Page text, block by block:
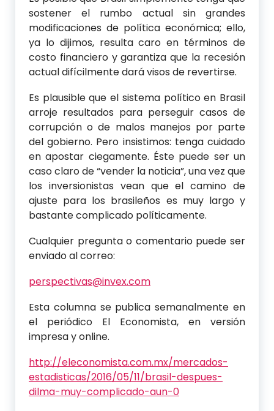
sostener el rumbo actual sin grandes
modificaciones de política económica; ello,
ya lo dijimos, resulta caro en términos de
costo financiero y garantiza que la recesión
actual difícilmente dará visos de revertirse.
Es plausible que el sistema político en Brasil
arroje resultados para perseguir casos de
corrupción o de malos manejos por parte
del gobierno. Pero insistimos: tenga cuidado
en apostar ciegamente. Éste puede ser un
caso claro de “vender la noticia”, una vez que
los inversionistas vean que el camino de
ajuste para los brasileños es muy largo y
bastante complicado políticamente.
Cualquier pregunta o comentario puede ser
enviado al correo:
perspectivas@invex.com
Esta columna se publica semanalmente en
el periódico El Economista, en versión
impresa y online.
http://eleconomista.com.mx/mercados-
estadisticas/2016/05/11/brasil-despues-
dilma-muy-complicado-aun-0